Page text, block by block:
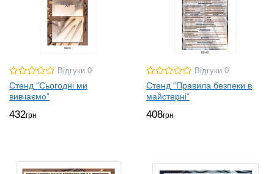
Відгуки 0
Стенд “Сьогодні ми
вивчаємо”
432грн
Відгуки 0
Стенд “Правила безпеки в
майстерні”
408грн